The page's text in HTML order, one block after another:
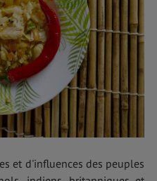
et d'influences des peuples